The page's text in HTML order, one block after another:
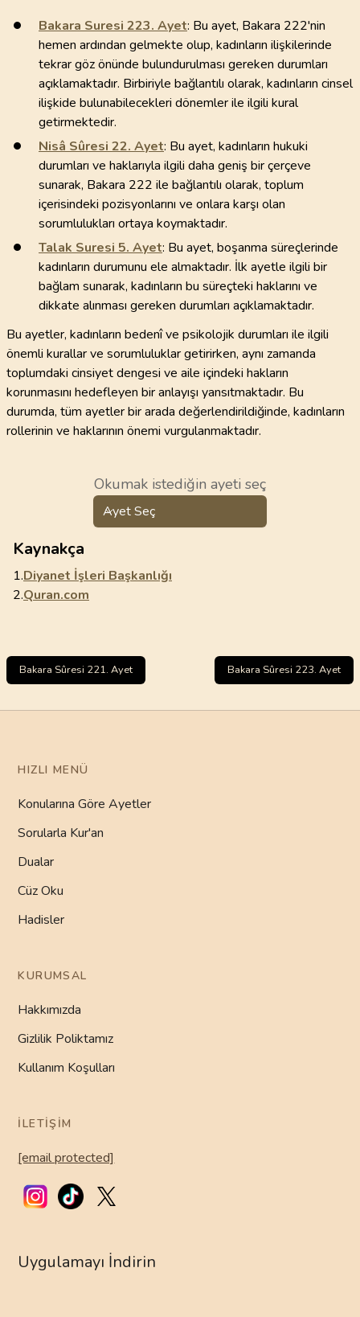
Bakara Suresi 223. Ayet: Bu ayet, Bakara 222'nin
hemen ardından gelmekte olup, kadınların ilişkilerinde
tekrar göz önünde bulundurulması gereken durumları
açıklamaktadır. Birbiriyle bağlantılı olarak, kadınların cinsel
ilişkide bulunabilecekleri dönemler ile ilgili kural
getirmektedir.
Nisâ Sûresi 22. Ayet: Bu ayet, kadınların hukuki
durumları ve haklarıyla ilgili daha geniş bir çerçeve
sunarak, Bakara 222 ile bağlantılı olarak, toplum
içerisindeki pozisyonlarını ve onlara karşı olan
sorumlulukları ortaya koymaktadır.
Talak Suresi 5. Ayet: Bu ayet, boşanma süreçlerinde
kadınların durumunu ele almaktadır. İlk ayetle ilgili bir
bağlam sunarak, kadınların bu süreçteki haklarını ve
dikkate alınması gereken durumları açıklamaktadır.
Bu ayetler, kadınların bedenî ve psikolojik durumları ile ilgili
önemli kurallar ve sorumluluklar getirirken, aynı zamanda
toplumdaki cinsiyet dengesi ve aile içindeki hakların
korunmasını hedefleyen bir anlayışı yansıtmaktadır. Bu
durumda, tüm ayetler bir arada değerlendirildiğinde, kadınların
rollerinin ve haklarının önemi vurgulanmaktadır.
Okumak istediğin ayeti seç
Ayet Seç
Kaynakça
1.Diyanet İşleri Başkanlığı
2.Quran.com
Bakara Sûresi 221. Ayet Bakara Sûresi 223. Ayet
HIZLI MENÜ
Konularına Göre Ayetler
Sorularla Kur'an
Dualar
Cüz Oku
Hadisler
KURUMSAL
Hakkımızda
Gizlilik Poliktamız
Kullanım Koşulları
İLETIŞIM
[email protected]
Uygulamayı İndirin